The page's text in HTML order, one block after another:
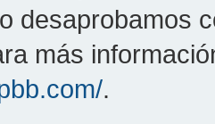
desaprobamos
más
.